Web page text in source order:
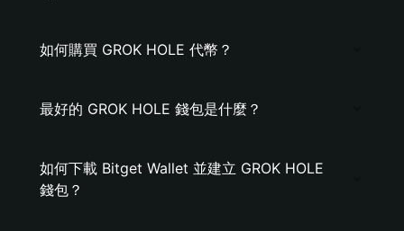
如何購買 GROK HOLE 代幣？
最好的 GROK HOLE 錢包是什麼？
如何下載 Bitget Wallet 並建立 GROK HOLE
錢包？